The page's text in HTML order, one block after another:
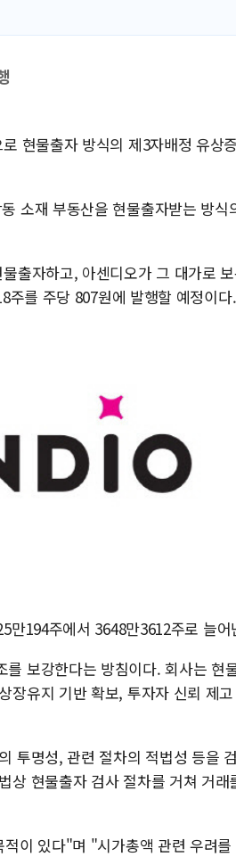
현물출자 방식의 제3자배정 유상
소재 부동산을 현물출자받는 방식
출자하고, 아센디오가 그 대가로
주를 주당 807원에 발행할 예정이다.
만194주에서 3648만3612주로 늘어
보강한다는 방침이다. 회사는 현
장유지 기반 확보, 투자자 신뢰 제
투명성, 관련 절차의 적법성 등을
상 현물출자 검사 절차를 거쳐 거래
이 있다"며 "시가총액 관련 우려를